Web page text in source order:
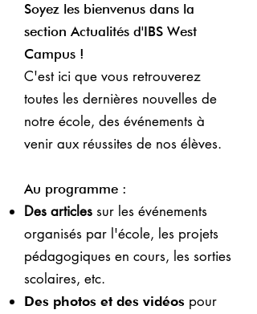
Soyez les bienvenus dans la
section Actualités d'IBS West
Campus !
C'est ici que vous retrouverez
toutes les dernières nouvelles de
notre école, des événements à
venir aux réussites de nos élèves.
Au programme :
Des articles sur les événements
organisés par l'école, les projets
pédagogiques en cours, les sorties
scolaires, etc.
Des photos et des vidéos pour